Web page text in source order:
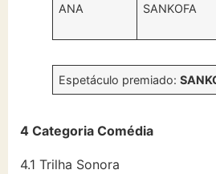
ANA SANKOFA
Espetáculo premiado:
4 Categoria Comédia
4.1 Trilha Sonora